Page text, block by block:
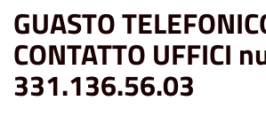
GUASTO
CONTATTO UFFICI
331.136.56.03